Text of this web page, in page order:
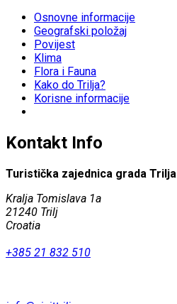
Osnovne informacije
Geografski položaj
Povijest
Klima
Flora i Fauna
Kako do Trilja?
Korisne informacije
Kontakt Info
Turistička zajednica grada Trilja
Kralja Tomislava 1a
21240 Trilj
Croatia
+385 21 832 510